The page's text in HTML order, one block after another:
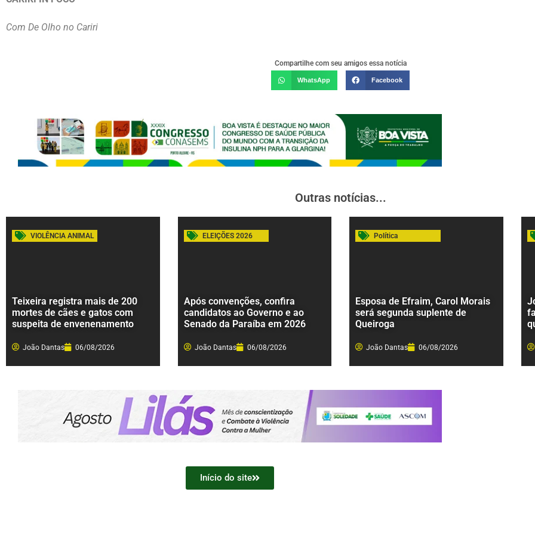
Com De Olho no Cariri
Compartilhe com seu amigos essa notícia
WhatsApp Facebook
Outras notícias...
VIOLÊNCIA ANIMAL
Teixeira registra mais de 200
mortes de cães e gatos com
suspeita de envenenamento
João Dantas 06/08/2026
ELEIÇÕES 2026
Após convenções, confira
candidatos ao Governo e ao
Senado da Paraíba em 2026
João Dantas 06/08/2026
Política
Esposa de Efraim, Carol Morais
será segunda suplente de
Queiroga
João Dantas 06/08/2026
Início do site